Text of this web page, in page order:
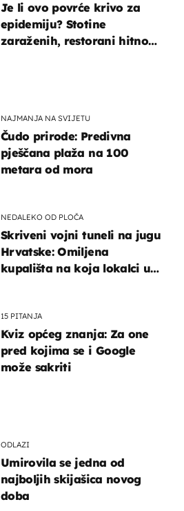
Je li ovo povrće krivo za
epidemiju? Stotine
zaraženih, restorani hitno
ODLAZI
Umirovila se jedna od
najboljih skijašica novog
doba
NAJMANJA NA SVIJETU
Čudo prirode: Predivna
pješčana plaža na 100
metara od mora
NEDALEKO OD PLOČA
Skriveni vojni tuneli na jugu
Hrvatske: Omiljena
kupališta na koja lokalci u
15 PITANJA
Kviz općeg znanja: Za one
pred kojima se i Google
može sakriti